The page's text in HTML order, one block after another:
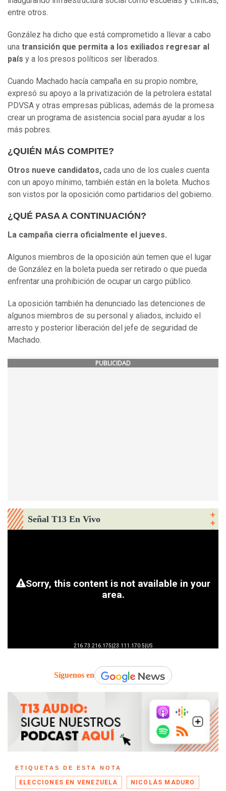
entre otros.
González ha dicho que está comprometido a llevar a cabo
una transición que permita a los exiliados regresar al
país y a los presos políticos ser liberados.
Cuando Machado hacía campaña en su propio nombre,
expresó su apoyo a la privatización de la petrolera estatal
PDVSA y otras empresas públicas, además de la promesa
crear un programa de asistencia social para ayudar a los
más pobres.
¿QUIÉN MÁS COMPITE?
Otros nueve candidatos, cada uno de los cuales cuenta
con un apoyo mínimo, también están en la boleta. Muchos
son vistos por la oposición como partidarios del gobierno.
¿QUÉ PASA A CONTINUACIÓN?
La campaña cierra oficialmente el jueves.
Algunos miembros de la oposición aún temen que el lugar
de González en la boleta pueda ser retirado o que pueda
enfrentar una prohibición de ocupar un cargo público.
La oposición también ha denunciado las detenciones de
algunos miembros de su personal y aliados, incluido el
arresto y posterior liberación del jefe de seguridad de
Machado.
PUBLICIDAD
Señal T13 En Vivo
Síguenos en
ETIQUETAS DE ESTA NOTA
ELECCIONES EN VENEZUELA NICOLÁS MADURO